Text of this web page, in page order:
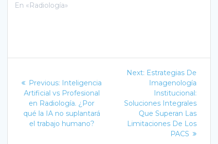
En «Radiología»
de
entradas
Previous: Previous
post:
Inteligencia
Artificial vs Profesional
en Radiología. ¿Por
qué la IA no suplantará
el trabajo humano?
Next: Next
post:
Estrategias De
Imagenología
Institucional:
Soluciones Integrales
Que Superan Las
Limitaciones De Los
PACS